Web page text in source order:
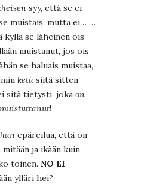
syy, että se ei
muistais, mutta ei… …
kyllä se läheinen ois
muistanut, jos ois
se haluais muistaa,
ketä siitä sitten
sitä tietysti, joka on
muistuttanut!
epäreilua, että on
mitään ja ikään kuin
toinen. NO EI
ylläri hei?